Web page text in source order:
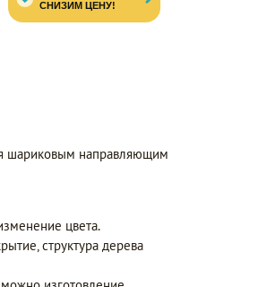
шариковым направляющим
цвета.
структура дерева